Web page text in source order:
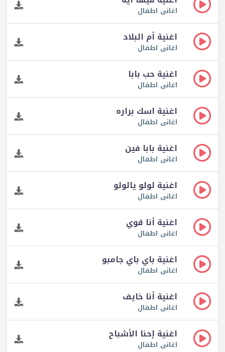
اغانى اطفال
اغنية أم البلاد
اغانى اطفال
اغنية حب بابا
اغانى اطفال
اغنية اسك براره
اغانى اطفال
اغنية بابا فين
اغانى اطفال
اغنية لولو يالولو
اغانى اطفال
اغنية أنا قوي
اغانى اطفال
اغنية باي باي جامبو
اغانى اطفال
اغنية أنا خايف
اغانى اطفال
اغنية إحنا الأشباح
اغانى اطفال